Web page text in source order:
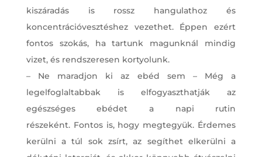
kiszáradás is rossz hangulathoz és
koncentrációvesztéshez vezethet. Éppen ezért
fontos szokás, ha tartunk magunknál mindig
vizet, és rendszeresen kortyolunk.
– Ne maradjon ki az ebéd sem – Még a
legelfoglaltabbak is elfogyaszthatják az
egészséges ebédet a napi rutin
részeként. Fontos is, hogy megtegyük. Érdemes
kerülni a túl sok zsírt, az segíthet elkerülni a